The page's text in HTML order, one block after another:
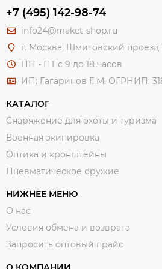
+7 (495) 142-98-74
info24@maket-shop.ru
г. Москва, Шмитовский проезд
ПН - ПТ с 9 до 18 часов
ИП: Гагаринов Г. М. ОГРНИП:
КАТАЛОГ
Снаряжение для охоты и туризма
Военная экипировка
Оптика и кронштейны
Пневматическое оружие
НИЖНЕЕ МЕНЮ
О нас
Условия обмена и возврата
Запросить оптовый прайс